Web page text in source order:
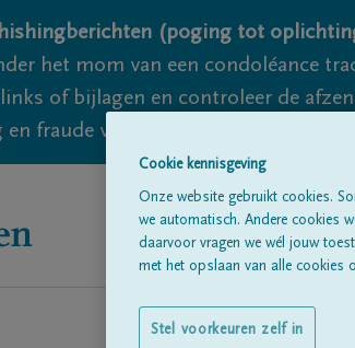
(poging tot
het mom van een condoléance
of bijlagen en controleer de
fraude vallen echter nooit volledig
Cookie kennisgeving
Onze website gebruikt cookies.
we automatisch. Andere cookies
daarvoor vragen we wél jouw
met het opslaan van alle cookies
Stel voorkeuren zelf in